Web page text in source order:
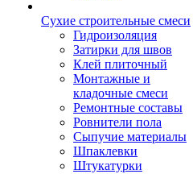
Сухие строительные смеси
Гидроизоляция
Затирки для швов
Клей плиточный
Монтажные и
кладочные смеси
Ремонтные составы
Ровнители пола
Сыпучие материалы
Шпаклевки
Штукатурки